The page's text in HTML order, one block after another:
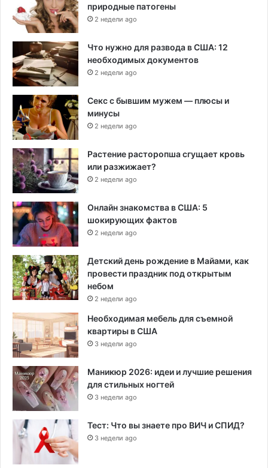
природные патогены
2 недели ago
Что нужно для развода в США: 12
необходимых документов
2 недели ago
Секс с бывшим мужем — плюсы и
минусы
2 недели ago
Растение расторопша сгущает кровь
или разжижает?
2 недели ago
Онлайн знакомства в США: 5
шокирующих фактов
2 недели ago
Детский день рождение в Майами, как
провести праздник под открытым
небом
2 недели ago
Необходимая мебель для съемной
квартиры в США
3 недели ago
Маникюр 2026: идеи и лучшие решения
для стильных ногтей
3 недели ago
Тест: Что вы знаете про ВИЧ и СПИД?
3 недели ago